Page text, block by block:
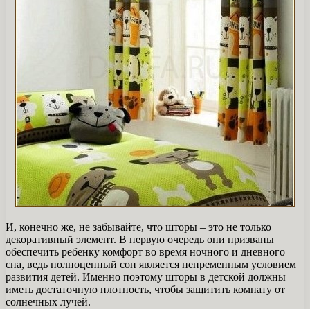
И, конечно же, не забывайте, что шторы – это не только
декоративный элемент. В первую очередь они призваны
обеспечить ребенку комфорт во время ночного и дневного
сна, ведь полноценный сон является непременным условием
развития детей. Именно поэтому шторы в детской должны
иметь достаточную плотность, чтобы защитить комнату от
солнечных лучей.